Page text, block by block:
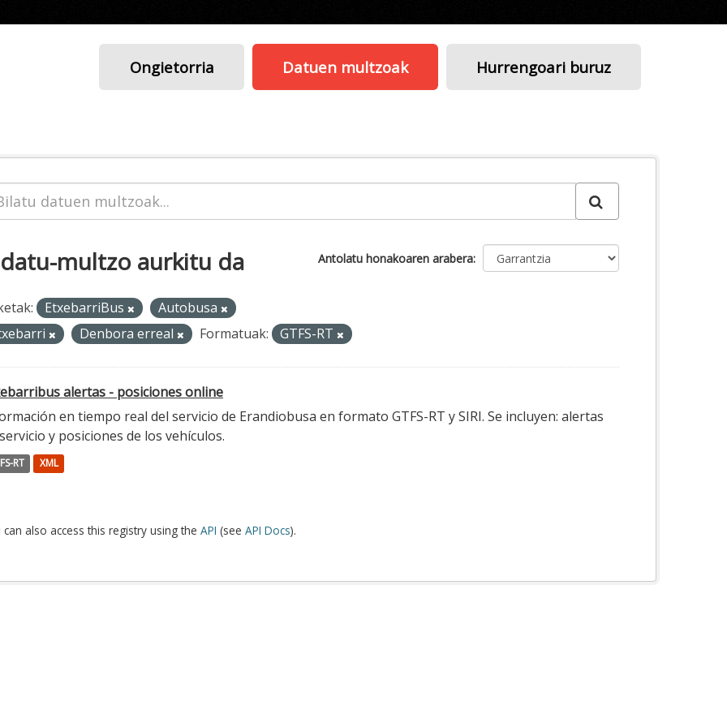
Ongietorria Datuen multzoak Hurrengoari buruz
Antolatu honakoaren arabera
multzo aurkitu da
EtxebarriBus
Autobusa
Denbora erreal Formatuak: GTFS-RT
alertas - posiciones online
en tiempo real del servicio de Erandiobusa en formato GTFS-RT y SIRI. Se incluyen: alertas
y posiciones de los vehículos.
RT XML
can also access this registry using the API (see API Docs).